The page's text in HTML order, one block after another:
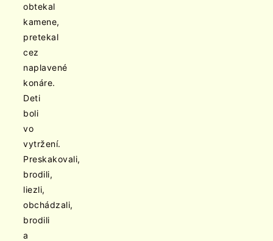
obtekal
kamene,
pretekal
cez
naplavené
konáre.
Deti
boli
vo
vytržení.
Preskakovali,
brodili,
liezli,
obchádzali,
brodili
a